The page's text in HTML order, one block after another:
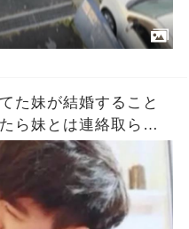
た妹が結婚すること
ら妹とは連絡取らな